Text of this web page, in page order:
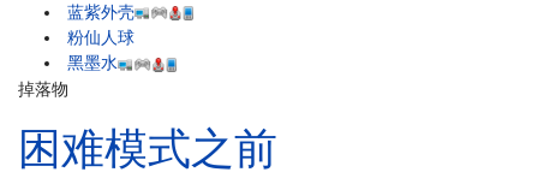
蓝紫外壳
粉仙人球
黑墨水
掉落物
困难模式之前